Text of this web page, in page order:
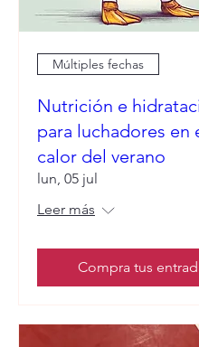
Múltiples fechas
Nutrición e
para luchadores en
calor del verano
lun, 05 jul
Leer más
Compra tus